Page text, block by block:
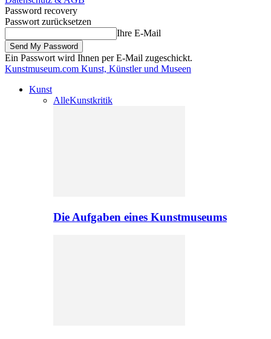
Password recovery
Passwort zurücksetzen
Ihre E-Mail
Ein Passwort wird Ihnen per E-Mail zugeschickt.
Kunstmuseum.com Kunst, Künstler und Museen
Kunst
AlleKunstkritik
Die Aufgaben eines Kunstmuseums